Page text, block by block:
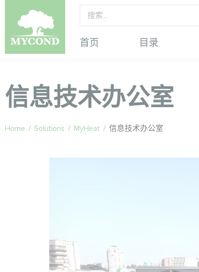
首页 目录
信息技术办公室
Home / Solutions / MyHeat / 信息技术办公室